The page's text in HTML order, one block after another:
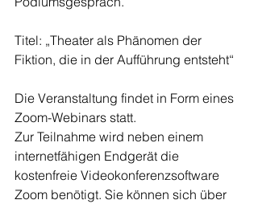
Titel: „Theater als Phänomen der
Fiktion, die in der Aufführung entsteht“
Die Veranstaltung findet in Form eines
Zoom-Webinars statt.
Zur Teilnahme wird neben einem
internetfähigen Endgerät die
kostenfreie Videokonferenzsoftware
Zoom benötigt. Sie können sich über